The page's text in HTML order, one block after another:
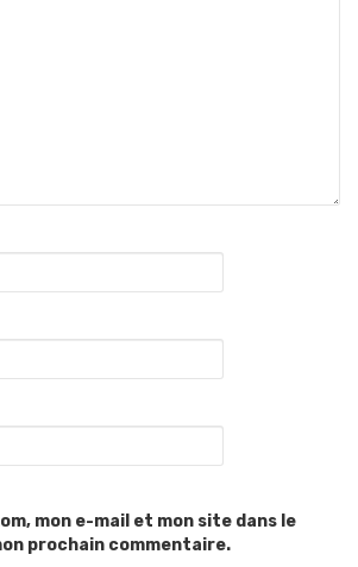
mon e-mail et mon site dans le
prochain commentaire.